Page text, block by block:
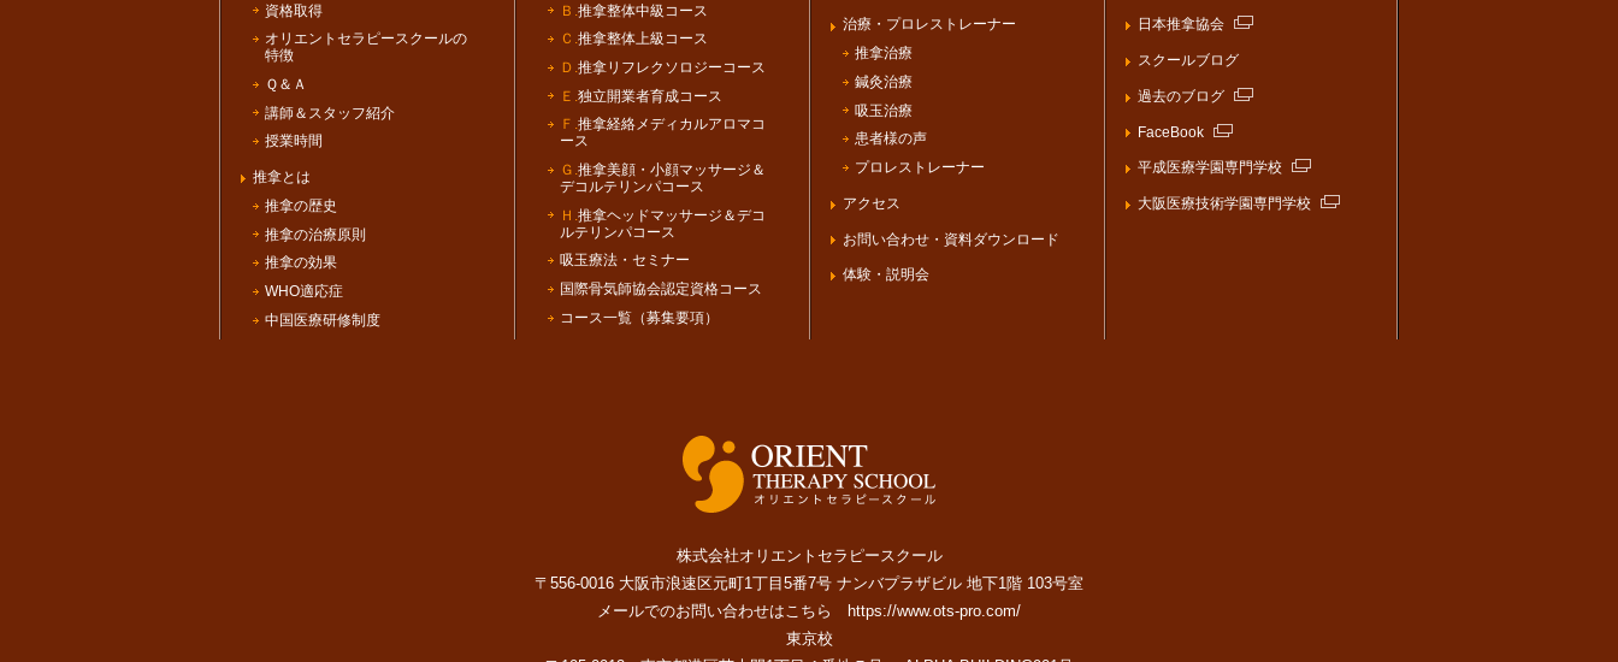
資格取得
オリエントセラピースクールの
特徴
Ｑ＆Ａ
講師＆スタッフ紹介
授業時間
推拿とは
推拿の歴史
推拿の治療原則
推拿の効果
WHO適応症
中国医療研修制度
Ｂ. 推拿整体中級コース
Ｃ.推拿整体上級コース
Ｄ.推拿リフレクソロジーコース
Ｅ. 独立開業者育成コース
Ｆ.推拿経絡メディカルアロマコ
ース
Ｇ.推拿美顔・小顔マッサージ＆
デコルテリンパコース
Ｈ. 推拿ヘッドマッサージ＆デコ
ルテリンパコース
吸玉療法・セミナー
国際骨気師協会認定資格コース
コース一覧（募集要項）
治療・プロレストレーナー
推拿治療
鍼灸治療
吸玉治療
患者様の声
プロレストレーナー
アクセス
お問い合わせ・資料ダウンロード
体験・説明会
日本推拿協会
スクールブログ
過去のブログ
FaceBook
平成医療学園専門学校
大阪医療技術学園専門学校
株式会社オリエントセラピースクール
〒556-0016 大阪市浪速区元町1丁目5番7号 ナンバプラザビル 地下1階 103号室
メールでのお問い合わせはこちら
https://www.ots-pro.com/
東京校